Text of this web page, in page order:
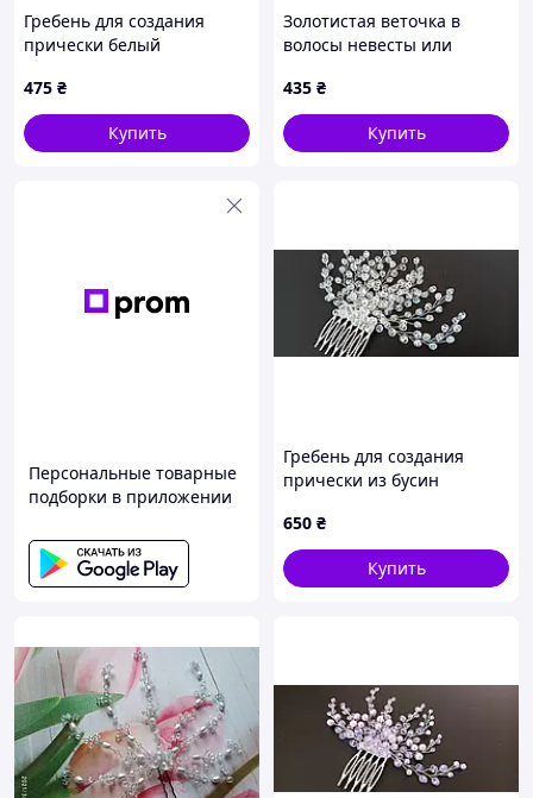
Гребень для создания
прически белый
475 ₴
Купить
Золотистая веточка в
волосы невесты или
работа
435 ₴
Купить
Персональные товарные
подборки в приложении
Гребень для создания
прически из бусин
650 ₴
Купить